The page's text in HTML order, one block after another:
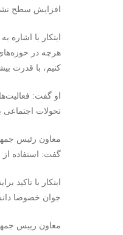
افزایش سطح
ابتکار با
هرچه در
کنیم، با قدرت
او گفت:
تحولات اجتماعی
معاون رئیس
گفت: استفاده
ابتکار با تاکید
جوان خصوصا
معاون رییس